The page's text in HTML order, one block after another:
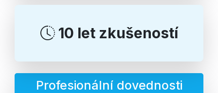
10 let zkušeností
Profesionální dovednosti